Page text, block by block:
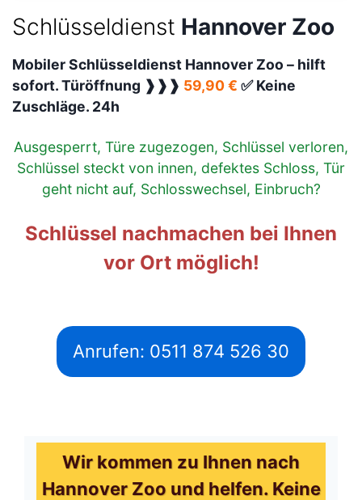
Schlüsseldienst Hannover Zoo
Mobiler Schlüsseldienst Hannover Zoo – hilft
sofort. Türöffnung ❱❱❱ 59,90 € ✅ Keine
Zuschläge. 24h
Ausgesperrt, Türe zugezogen, Schlüssel verloren,
Schlüssel steckt von innen, defektes Schloss, Tür
geht nicht auf, Schlosswechsel, Einbruch?
Schlüssel nachmachen bei Ihnen
vor Ort möglich!
Anrufen: 0511 874 526 30
Wir kommen zu Ihnen nach
Hannover Zoo und helfen. Keine